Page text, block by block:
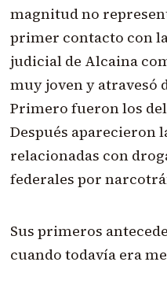
magnitud no
primer contacto con
judicial de Alcaina
muy joven y atravesó
Primero fueron los
Después aparecieron
relacionadas con
federales por
Sus primeros
cuando todavía era